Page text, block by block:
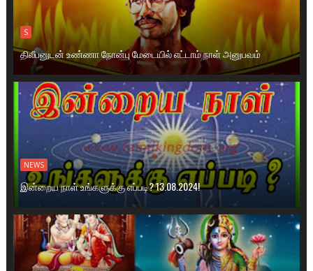
S
திலீபனுடன் உண்ணா நோன்பு மேடையில் எட்டாம் நாள் அனுபவம்
NEWS
இன்றைய நாள் உங்களுக்கு எப்படி? 13.08.2024!